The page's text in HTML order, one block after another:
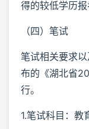
得的较低学历报
（四）笔试
笔试相关要求
布的《湖北省
行。
1.笔试科目：教